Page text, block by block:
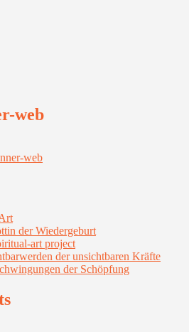
web
web
der Wiedergeburt
art project
der unsichtbaren Kräfte
der Schöpfung